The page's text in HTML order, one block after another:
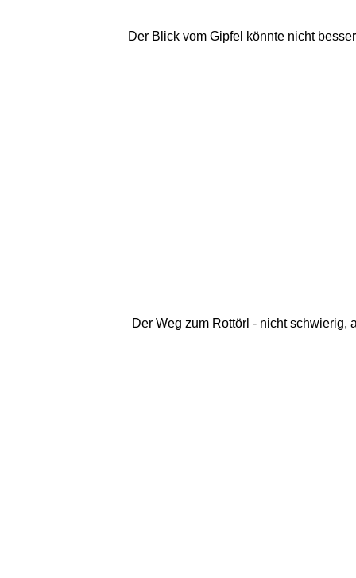
Der Blick vom Gipfel könnte nicht
Der Weg zum Rottörl - nicht